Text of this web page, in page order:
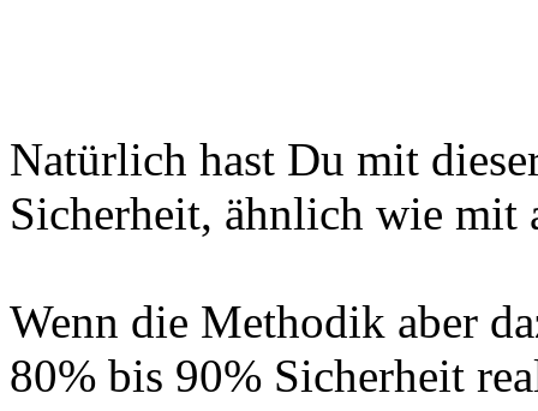
Natürlich hast Du mit
Sicherheit, ähnlich wie mit
Wenn die Methodik aber
80% bis 90% Sicherheit